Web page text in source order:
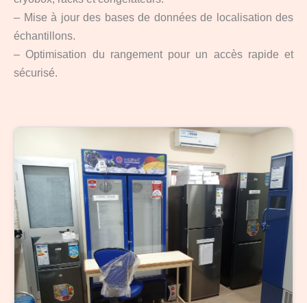
– Mise à jour des bases de données de localisation des
échantillons.
– Optimisation du rangement pour un accès rapide et
sécurisé.